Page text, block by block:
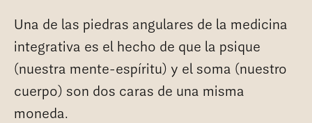
Una de las piedras angulares de la medicina
integrativa es el hecho de que la psique
(nuestra mente-espíritu) y el soma (nuestro
cuerpo) son dos caras de una misma
moneda.